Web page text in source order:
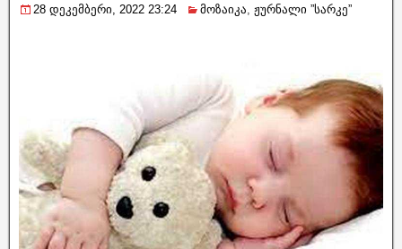
28 დეკემბერი, 2022 23:24 მოზაიკა, ჟურნალი ”სარკე”